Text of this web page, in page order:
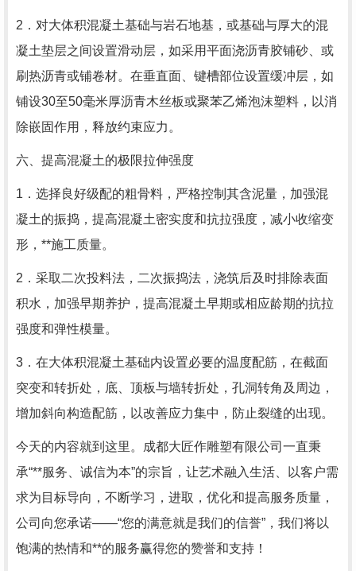
2．对大体积混凝土基础与岩石地基，或基础与厚大的混
凝土垫层之间设置滑动层，如采用平面浇沥青胶铺砂、或
刷热沥青或铺卷材。在垂直面、键槽部位设置缓冲层，如
铺设30至50毫米厚沥青木丝板或聚苯乙烯泡沫塑料，以消
除嵌固作用，释放约束应力。
六、提高混凝土的极限拉伸强度
1．选择良好级配的粗骨料，严格控制其含泥量，加强混
凝土的振捣，提高混凝土密实度和抗拉强度，减小收缩变
形，**施工质量。
2．采取二次投料法，二次振捣法，浇筑后及时排除表面
积水，加强早期养护，提高混凝土早期或相应龄期的抗拉
强度和弹性模量。
3．在大体积混凝土基础内设置必要的温度配筋，在截面
突变和转折处，底、顶板与墙转折处，孔洞转角及周边，
增加斜向构造配筋，以改善应力集中，防止裂缝的出现。
今天的内容就到这里。成都大匠作雕塑有限公司一直秉
承“**服务、诚信为本”的宗旨，让艺术融入生活、以客户需
求为目标导向，不断学习，进取，优化和提高服务质量，
公司向您承诺——“您的满意就是我们的信誉”，我们将以
饱满的热情和**的服务赢得您的赞誉和支持！